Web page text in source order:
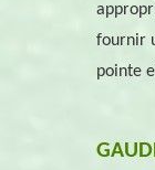
fournir
pointe